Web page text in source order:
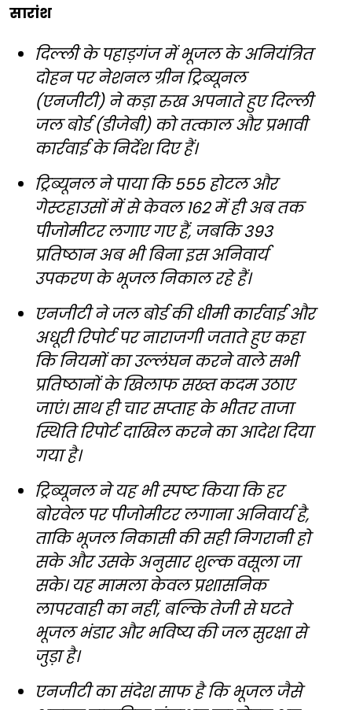
सारांश
दिल्ली के पहाड़गंज में भूजल के अनियंत्रित
दोहन पर नेशनल ग्रीन ट्रिब्यूनल
(एनजीटी) ने कड़ा रुख अपनाते हुए दिल्ली
जल बोर्ड (डीजेबी) को तत्काल और प्रभावी
कार्रवाई के निर्देश दिए हैं।
ट्रिब्यूनल ने पाया कि 555 होटल और
गेस्टहाउसों में से केवल 162 में ही अब तक
पीजोमीटर लगाए गए हैं, जबकि 393
प्रतिष्ठान अब भी बिना इस अनिवार्य
उपकरण के भूजल निकाल रहे हैं।
एनजीटी ने जल बोर्ड की धीमी कार्रवाई और
अधूरी रिपोर्ट पर नाराजगी जताते हुए कहा
कि नियमों का उल्लंघन करने वाले सभी
प्रतिष्ठानों के खिलाफ सख्त कदम उठाए
जाएं। साथ ही चार सप्ताह के भीतर ताजा
स्थिति रिपोर्ट दाखिल करने का आदेश दिया
गया है।
ट्रिब्यूनल ने यह भी स्पष्ट किया कि हर
बोरवेल पर पीजोमीटर लगाना अनिवार्य है,
ताकि भूजल निकासी की सही निगरानी हो
सके और उसके अनुसार शुल्क वसूला जा
सके। यह मामला केवल प्रशासनिक
लापरवाही का नहीं, बल्कि तेजी से घटते
भूजल भंडार और भविष्य की जल सुरक्षा से
जुड़ा है।
एनजीटी का संदेश साफ है कि भूजल जैसे